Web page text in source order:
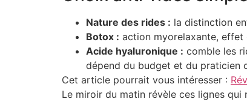
Nature des rides : la distinction
Botox : action myorelaxante, effet
Acide hyaluronique : comble les
dépend du budget et du praticien
Cet article pourrait vous intéresser :
Le miroir du matin révèle ces lignes